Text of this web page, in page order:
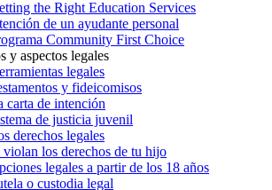
the Right Education Services
de un ayudante personal
Community First Choice
y aspectos legales
legales
y fideicomisos
carta de intención
de justicia juvenil
derechos legales
violan los derechos de tu hijo
legales a partir de los 18 años
o custodia legal